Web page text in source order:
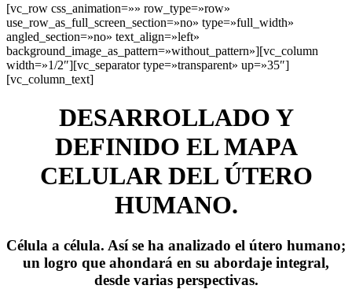
[vc_row css_animation=»» row_type=»row»
use_row_as_full_screen_section=»no» type=»full_width»
angled_section=»no» text_align=»left»
background_image_as_pattern=»without_pattern»][vc_column
width=»1/2″][vc_separator type=»transparent» up=»35″]
[vc_column_text]
DESARROLLADO Y
DEFINIDO EL MAPA
CELULAR DEL ÚTERO
HUMANO.
Célula a célula. Así se ha analizado el útero humano;
un logro que ahondará en su abordaje integral,
desde varias perspectivas.